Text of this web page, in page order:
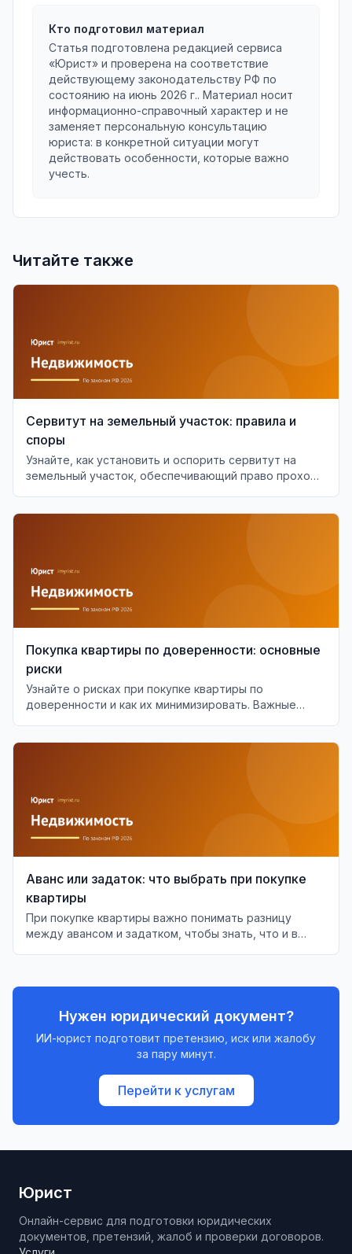
Кто подготовил материал
Статья подготовлена редакцией сервиса
«Юрист» и проверена на соответствие
действующему законодательству РФ по
состоянию на июнь 2026 г.. Материал носит
информационно-справочный характер и не
заменяет персональную консультацию
юриста: в конкретной ситуации могут
действовать особенности, которые важно
учесть.
Читайте также
Сервитут на земельный участок: правила и
споры
Узнайте, как установить и оспорить сервитут на
земельный участок, обеспечивающий право прохода
Покупка квартиры по доверенности: основные
риски
Узнайте о рисках при покупке квартиры по
доверенности и как их минимизировать. Важные
Аванс или задаток: что выбрать при покупке
квартиры
При покупке квартиры важно понимать разницу
между авансом и задатком, чтобы знать, что и в
Нужен юридический документ?
ИИ-юрист подготовит претензию, иск или жалобу
за пару минут.
Перейти к услугам
Юрист
Онлайн-сервис для подготовки юридических
документов, претензий, жалоб и проверки договоров.